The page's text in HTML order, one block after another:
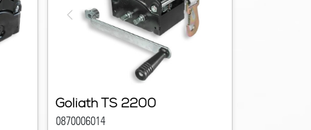
Goliath TS 2200
0870006014